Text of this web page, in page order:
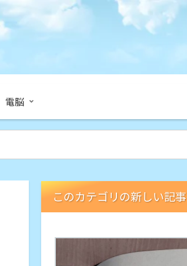
電脳
このカテゴリの新しい記事